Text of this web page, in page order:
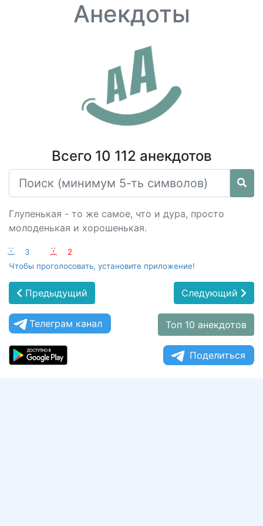
Анекдоты
Всего 10 112 анекдотов
Глупенькая - то же самое, что и дура, просто
молоденькая и хорошенькая.
:-) 3 :-(
2
Чтобы проголосовать, установите приложение!
Предыдущий Следующий
Телеграм канал Топ 10 анекдотов
Поделиться